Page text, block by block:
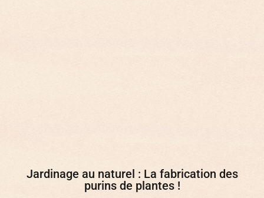
Jardinage au naturel : La fabrication des
purins de plantes !